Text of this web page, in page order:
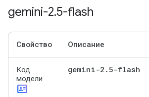
gemini-2.5-flash
Свойство Описание
Код
модели
id_card
gemini-2 .5-flash